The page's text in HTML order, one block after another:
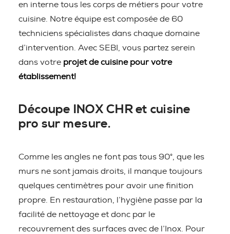
en interne tous les corps de métiers pour votre
cuisine. Notre équipe est composée de 60
techniciens spécialistes dans chaque domaine
d’intervention. Avec SEBI, vous partez serein
dans votre projet de cuisine pour votre
établissement!
Découpe INOX CHR et cuisine
pro sur mesure.
Comme les angles ne font pas tous 90°, que les
murs ne sont jamais droits, il manque toujours
quelques centimètres pour avoir une finition
propre. En restauration, l’hygiène passe par la
facilité de nettoyage et donc par le
recouvrement des surfaces avec de l’Inox. Pour